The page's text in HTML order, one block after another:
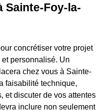
Sainte-Foy-la-
concrétiser votre projet
personnalisé. Un
chez vous à Sainte-
faisabilité technique,
et discuter de vos attentes
inclure non seulement